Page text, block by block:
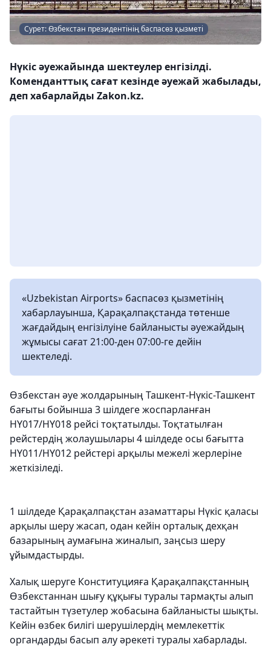
Сурет: Өзбекстан президентінің баспасөз қызметі
Нүкіс әуежайында шектеулер енгізілді.
Коменданттық сағат кезінде әуежай жабылады,
деп хабарлайды Zakon.kz.
«Uzbekistan Airports» баспасөз қызметінің
хабарлауынша, Қарақалпақстанда төтенше
жағдайдың енгізілуіне байланысты әуежайдың
жұмысы сағат 21:00-ден 07:00-ге дейін
шектеледі.
Өзбекстан әуе жолдарының Ташкент-Нүкіс-Ташкент
бағыты бойынша 3 шілдеге жоспарланған
HY017/HY018 рейсі тоқтатылды. Тоқтатылған
рейстердің жолаушылары 4 шілдеде осы бағытта
HY011/HY012 рейстері арқылы межелі жерлеріне
жеткізіледі.
1 шілдеде Қарақалпақстан азаматтары Нүкіс қаласы
арқылы шеру жасап, одан кейін орталық дехқан
базарының аумағына жиналып, заңсыз шеру
ұйымдастырды.
Халық шеруге Конституцияға Қарақалпақстанның
Өзбекстаннан шығу құқығы туралы тармақты алып
тастайтын түзетулер жобасына байланысты шықты.
Кейін өзбек билігі шерушілердің мемлекеттік
органдарды басып алу әрекеті туралы хабарлады.